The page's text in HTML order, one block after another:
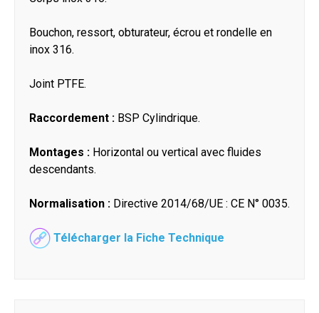
Bouchon, ressort, obturateur, écrou et rondelle en
inox 316.
Joint PTFE.
Raccordement : BSP Cylindrique.
Montages : Horizontal ou vertical avec fluides
descendants.
Normalisation : Directive 2014/68/UE : CE N° 0035.
Télécharger la Fiche Technique